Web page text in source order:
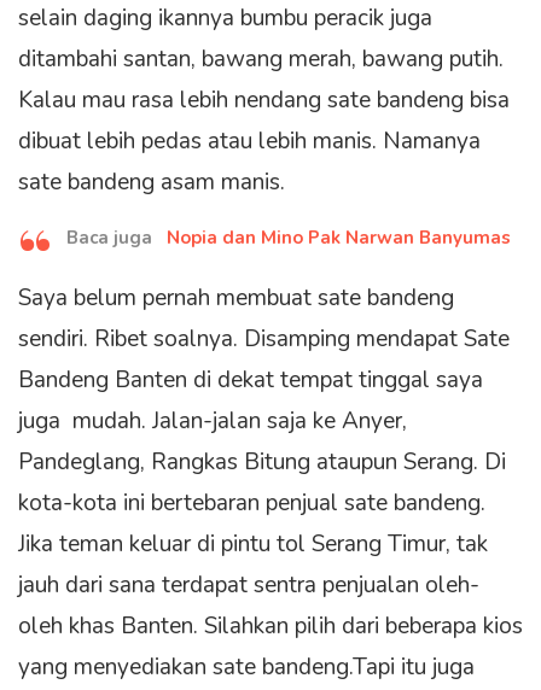
selain daging ikannya bumbu peracik juga
ditambahi santan, bawang merah, bawang putih.
Kalau mau rasa lebih nendang sate bandeng bisa
dibuat lebih pedas atau lebih manis. Namanya
sate bandeng asam manis.
Baca juga Nopia dan Mino Pak Narwan Banyumas
Saya belum pernah membuat sate bandeng
sendiri. Ribet soalnya. Disamping mendapat Sate
Bandeng Banten di dekat tempat tinggal saya
juga mudah. Jalan-jalan saja ke Anyer,
Pandeglang, Rangkas Bitung ataupun Serang. Di
kota-kota ini bertebaran penjual sate bandeng.
Jika teman keluar di pintu tol Serang Timur, tak
jauh dari sana terdapat sentra penjualan oleh-
oleh khas Banten. Silahkan pilih dari beberapa kios
yang menyediakan sate bandeng.Tapi itu juga